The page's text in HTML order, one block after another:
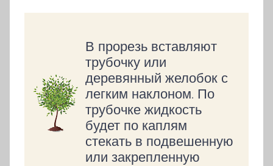
В прорезь вставляют
трубочку или
деревянный желобок с
легким наклоном. По
трубочке жидкость
будет по каплям
стекать в подвешенную
или закрепленную